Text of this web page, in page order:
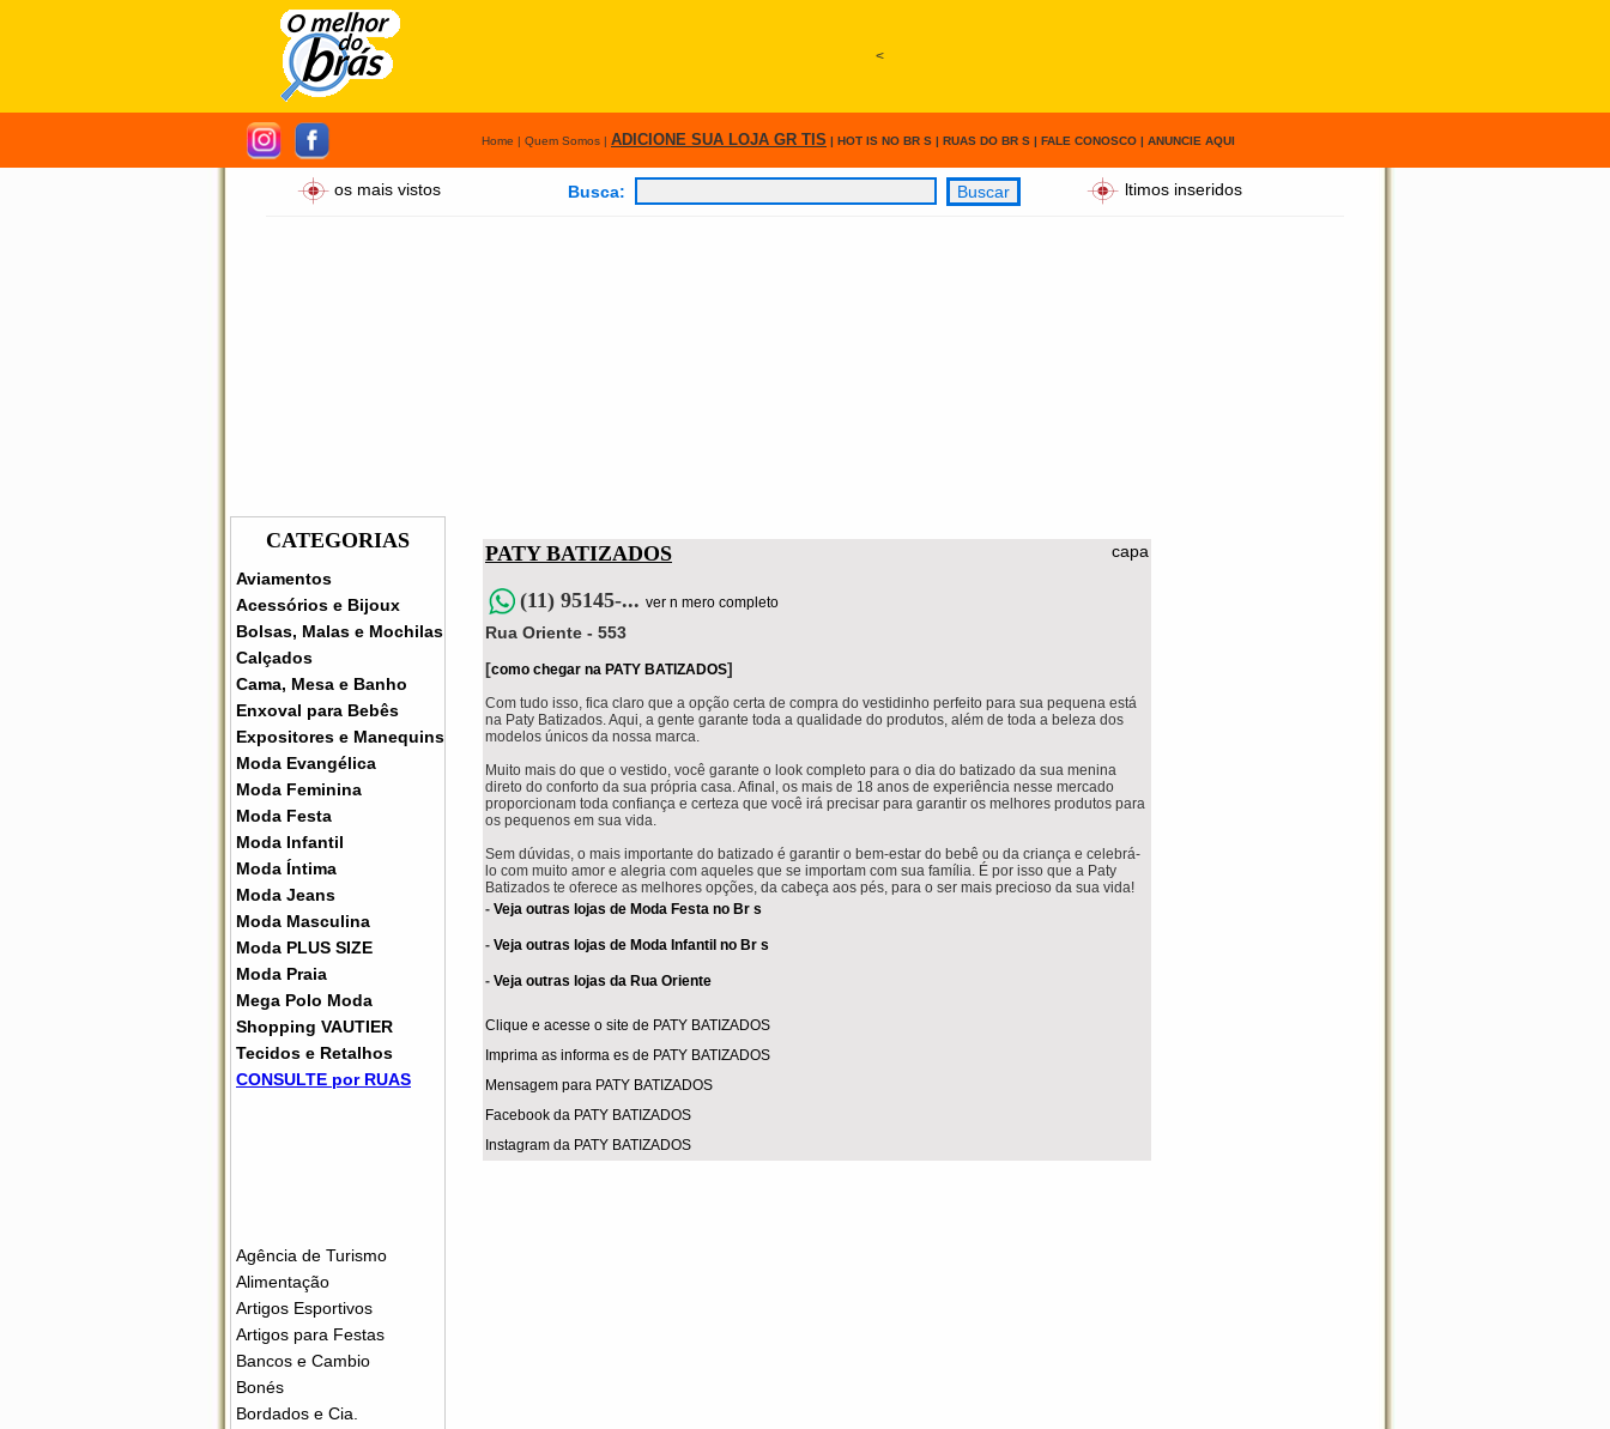
<
Home | Quem Somos | ADICIONE SUA LOJA GR TIS | HOT IS NO BR S | RUAS DO BR S | FALE CONOSCO | ANUNCIE AQUI
os mais vistos Busca: ltimos inseridos
CATEGORIAS
Aviamentos
Acessórios e Bijoux
Bolsas, Malas e Mochilas
Calçados
Cama, Mesa e Banho
Enxoval para Bebês
Expositores e Manequins
Moda Evangélica
Moda Feminina
Moda Festa
Moda Infantil
Moda Íntima
Moda Jeans
Moda Masculina
Moda PLUS SIZE
Moda Praia
Mega Polo Moda
Shopping VAUTIER
Tecidos e Retalhos
CONSULTE por RUAS
Agência de Turismo
Alimentação
Artigos Esportivos
Artigos para Festas
Bancos e Cambio
Bonés
Bordados e Cia.
PATY BATIZADOS
(11) 95145-... ver n mero completo
capa
Rua Oriente - 553
[como chegar na PATY BATIZADOS]
Com tudo isso, fica claro que a opção certa de compra do vestidinho perfeito para sua pequena está
na Paty Batizados. Aqui, a gente garante toda a qualidade do produtos, além de toda a beleza dos
modelos únicos da nossa marca.
Muito mais do que o vestido, você garante o look completo para o dia do batizado da sua menina
direto do conforto da sua própria casa. Afinal, os mais de 18 anos de experiência nesse mercado
proporcionam toda confiança e certeza que você irá precisar para garantir os melhores produtos para
os pequenos em sua vida.
Sem dúvidas, o mais importante do batizado é garantir o bem-estar do bebê ou da criança e celebrá-
lo com muito amor e alegria com aqueles que se importam com sua família. É por isso que a Paty
Batizados te oferece as melhores opções, da cabeça aos pés, para o ser mais precioso da sua vida!
- Veja outras lojas de Moda Festa no Br s
- Veja outras lojas de Moda Infantil no Br s
- Veja outras lojas da Rua Oriente
Clique e acesse o site de PATY BATIZADOS
Imprima as informa es de PATY BATIZADOS
Mensagem para PATY BATIZADOS
Facebook da PATY BATIZADOS
Instagram da PATY BATIZADOS